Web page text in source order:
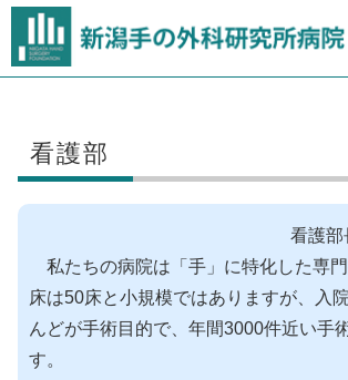
看護部
看護
私たちの病院は「手」に特化した専
床は50床と小規模ではありますが、入
んどが手術目的で、年間3000件近い手
す。